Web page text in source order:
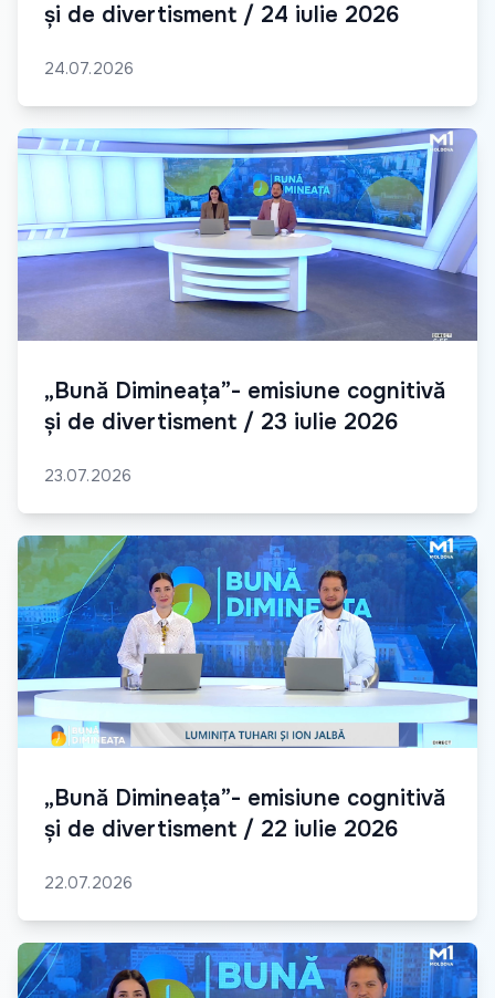
și de divertisment / 24 iulie 2026
24.07.2026
„Bună Dimineața”- emisiune cognitivă
și de divertisment / 23 iulie 2026
23.07.2026
„Bună Dimineața”- emisiune cognitivă
și de divertisment / 22 iulie 2026
22.07.2026